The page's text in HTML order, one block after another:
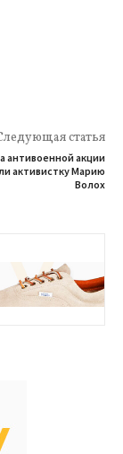
статья
антивоенной акции
активистку Марию
Волох